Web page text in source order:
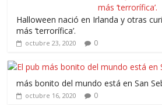
Halloween nació en Irlanda y otras
más ‘terrorífica’.
octubre 23, 2020 0
más bonito del mundo está en San
octubre 16, 2020 0